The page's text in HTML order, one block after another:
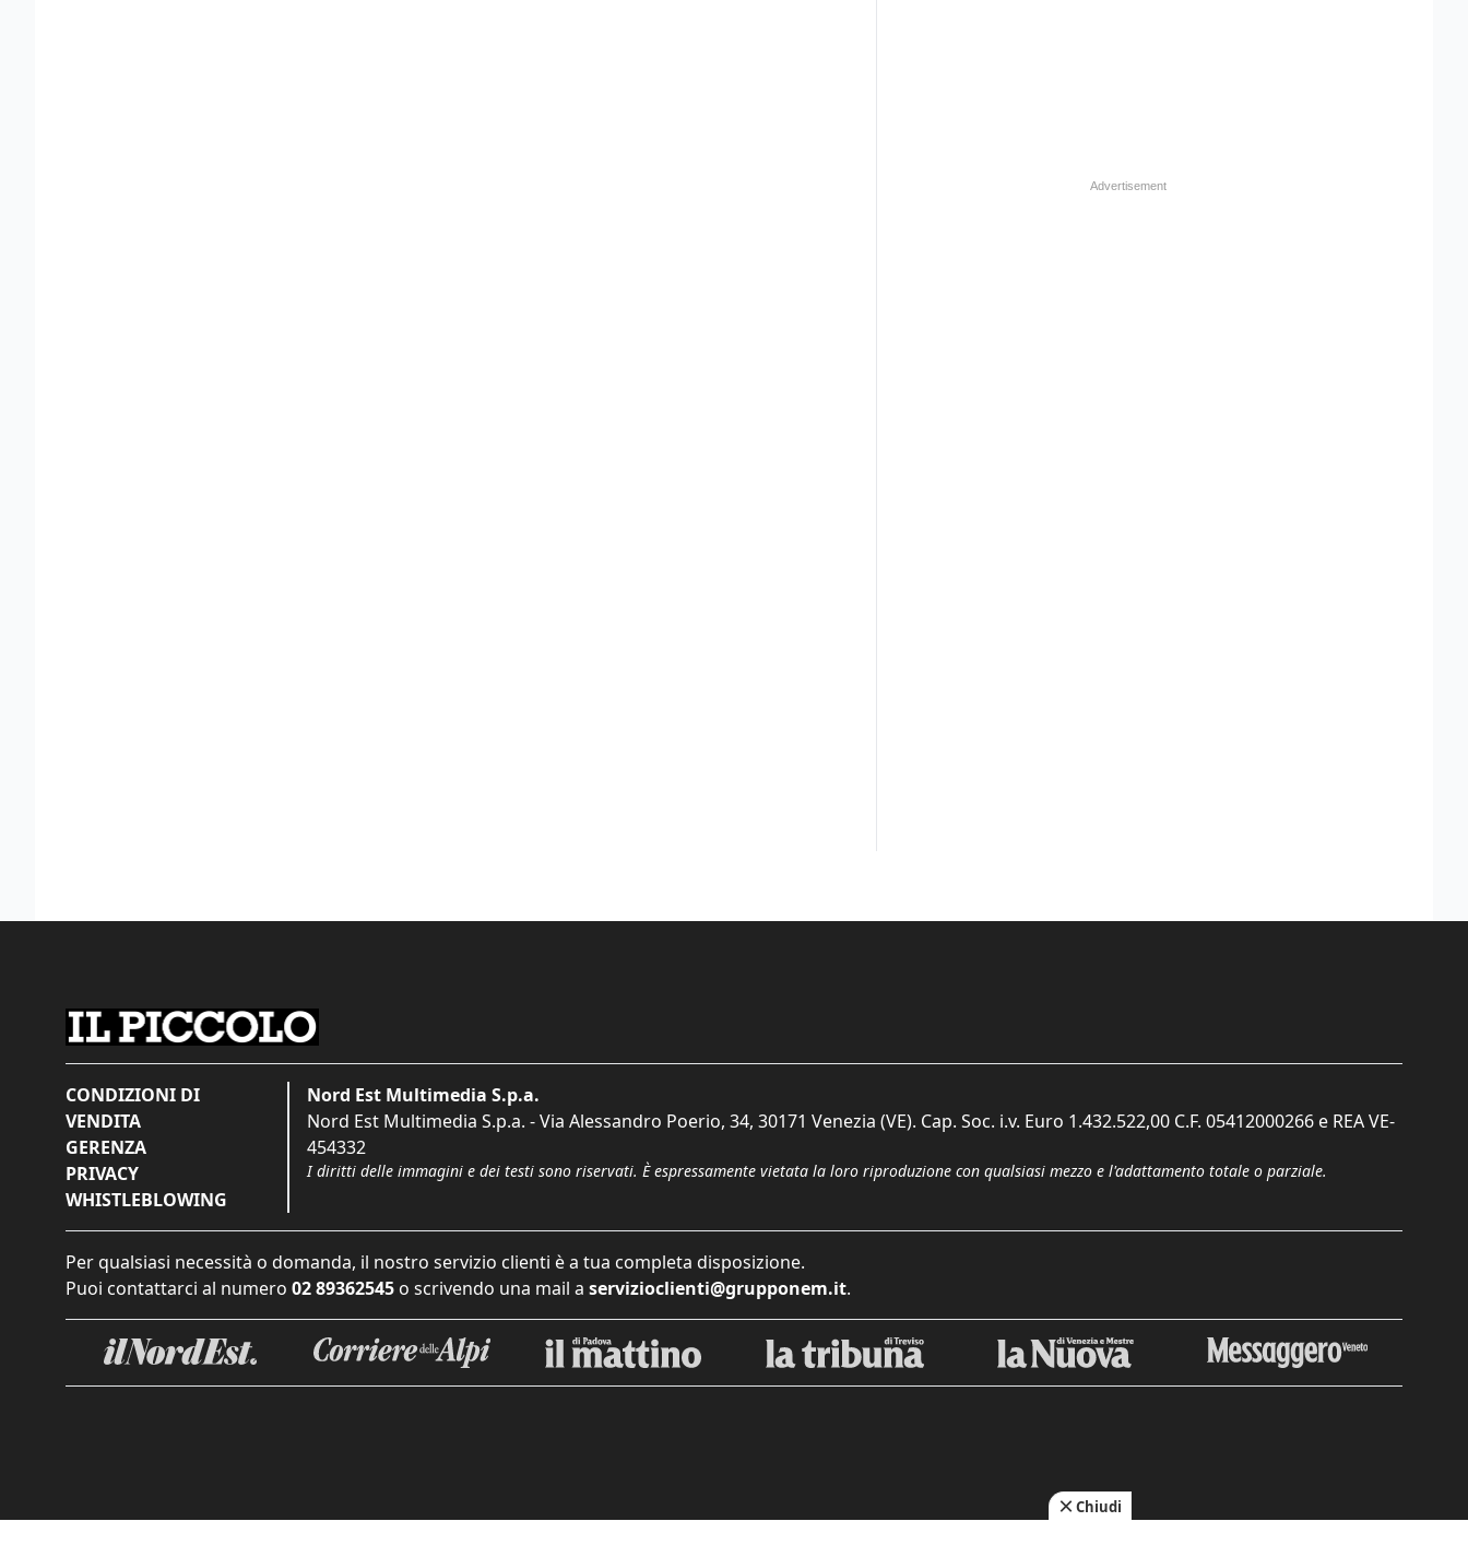
CONDIZIONI DI
VENDITA
GERENZA
PRIVACY
WHISTLEBLOWING
Nord Est Multimedia S.p.a.
Nord Est Multimedia S.p.a. - Via Alessandro Poerio, 34, 30171 Venezia (VE). Cap. Soc. i.v. Euro 1.432.522,00 C.F. 05412000266 e REA VE-
454332
I diritti delle immagini e dei testi sono riservati. È espressamente vietata la loro riproduzione con qualsiasi mezzo e l'adattamento totale o parziale.
Per qualsiasi necessità o domanda, il nostro servizio clienti è a tua completa disposizione.
Puoi contattarci al numero 02 89362545 o scrivendo una mail a servizioclienti@grupponem.it.
Chiudi